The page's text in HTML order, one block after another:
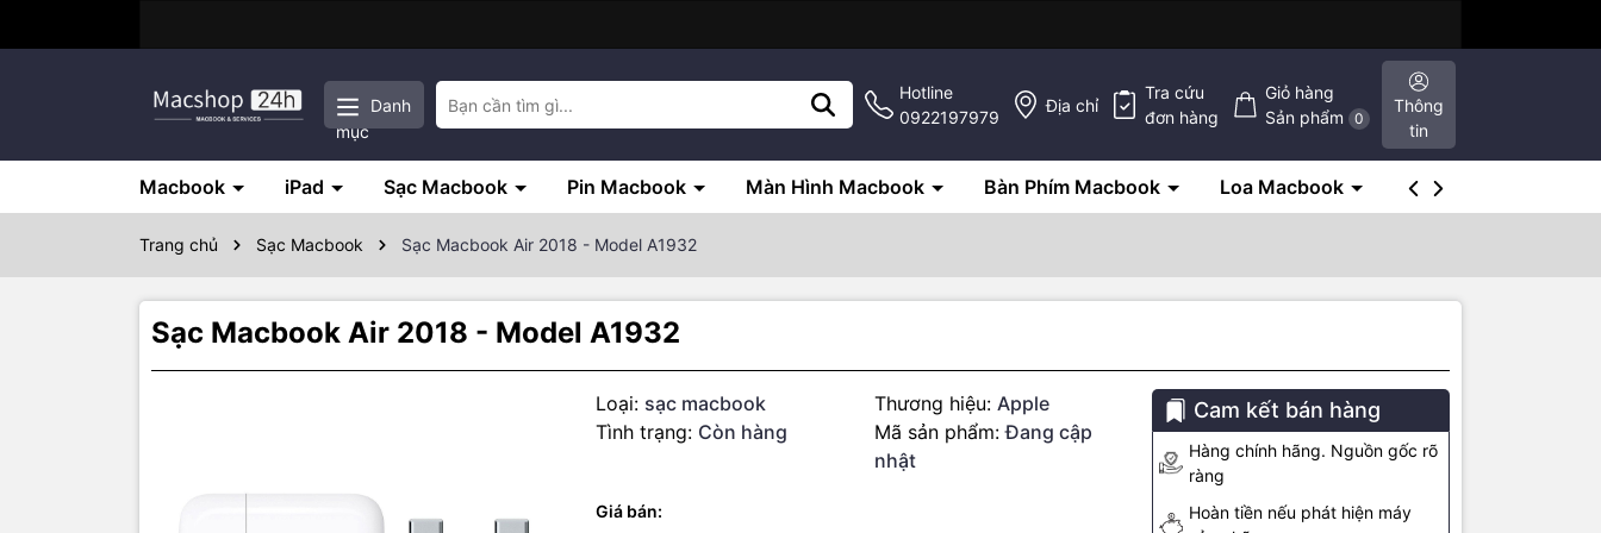
Danh
mục
Hotline
0922197979
Địa chỉ
Tra cứu
đơn hàng
Giỏ hàng
Sản phẩm
0
Thông
tin
Macbook iPad Sạc Macbook Pin Macbook Màn Hình Macbook Bàn Phím Macbook Loa Macbook SSD Macbook
Trang chủ Sạc Macbook Sạc Macbook Air 2018 - Model A1932
Sạc Macbook Air 2018 - Model A1932
Loại: sạc macbook Thương hiệu: Apple
Tình trạng: Còn hàng Mã sản phẩm: Đang cập
nhật
Giá bán:
Cam kết bán hàng
Hàng chính hãng. Nguồn gốc rõ
ràng
Hoàn tiền nếu phát hiện máy